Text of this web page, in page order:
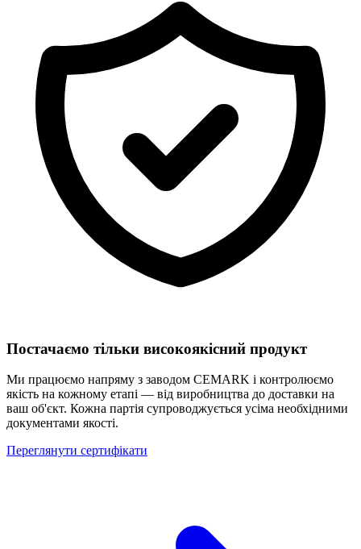
Постачаємо тільки високоякісний продукт
Ми працюємо напряму з заводом CEMARK і контролюємо
якість на кожному етапі — від виробництва до доставки на
ваш об'єкт. Кожна партія супроводжується усіма необхідними
документами якості.
Переглянути сертифікати